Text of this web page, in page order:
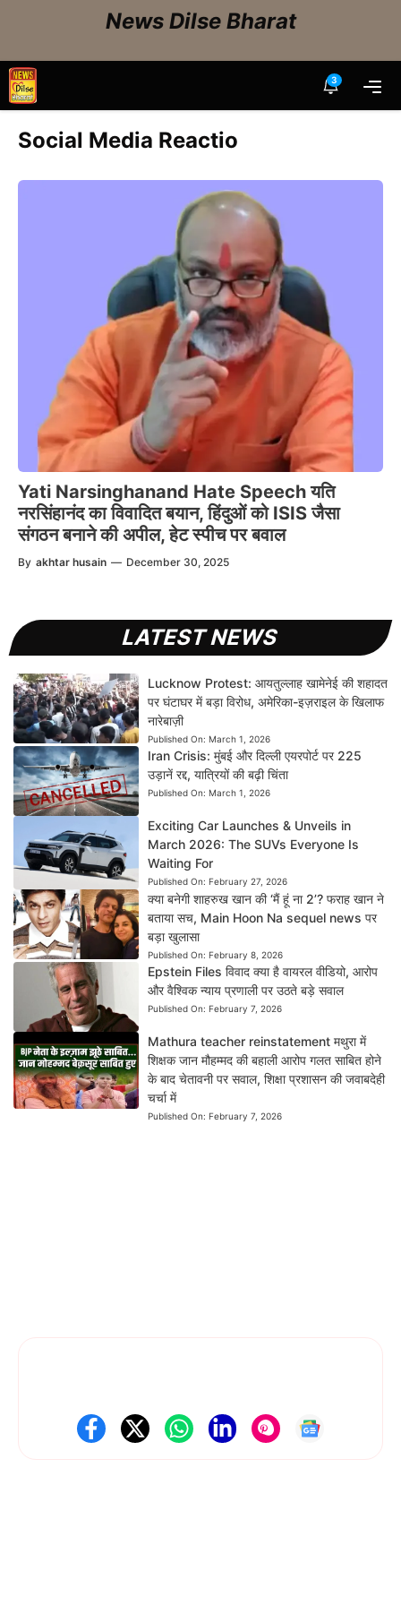
News Dilse Bharat
3
Social Media Reactio
Yati Narsinghanand Hate Speech यति
नरसिंहानंद का विवादित बयान, हिंदुओं को ISIS जैसा
संगठन बनाने की अपील, हेट स्पीच पर बवाल
By akhtar husain — December 30, 2025
LATEST NEWS
Lucknow Protest: आयतुल्लाह खामेनेई की शहादत
पर घंटाघर में बड़ा विरोध, अमेरिका-इज़राइल के खिलाफ
नारेबाज़ी
Published On: March 1, 2026
Iran Crisis: मुंबई और दिल्ली एयरपोर्ट पर 225
उड़ानें रद्द, यात्रियों की बढ़ी चिंता
Published On: March 1, 2026
Exciting Car Launches & Unveils in
March 2026: The SUVs Everyone Is
Waiting For
Published On: February 27, 2026
क्या बनेगी शाहरुख खान की ‘मैं हूं ना 2’? फराह खान ने
बताया सच, Main Hoon Na sequel news पर
बड़ा खुलासा
Published On: February 8, 2026
Epstein Files विवाद क्या है वायरल वीडियो, आरोप
और वैश्विक न्याय प्रणाली पर उठते बड़े सवाल
Published On: February 7, 2026
Mathura teacher reinstatement मथुरा में
शिक्षक जान मौहम्मद की बहाली आरोप गलत साबित होने
के बाद चेतावनी पर सवाल, शिक्षा प्रशासन की जवाबदेही
चर्चा में
Published On: February 7, 2026